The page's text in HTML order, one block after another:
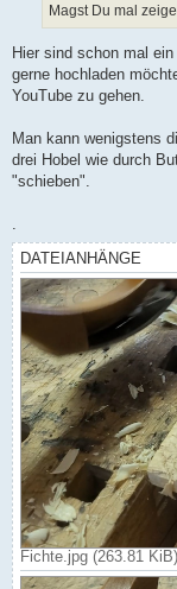
Magst Du mal
Hier sind schon mal
gerne hochladen
YouTube zu gehen.
Man kann wenigstens
drei Hobel wie durch
"schieben".
.
DATEIANHÄNGE
Fichte.jpg (263.81